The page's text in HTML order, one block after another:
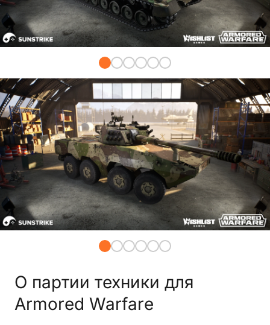
О партии техники для
Armored Warfare